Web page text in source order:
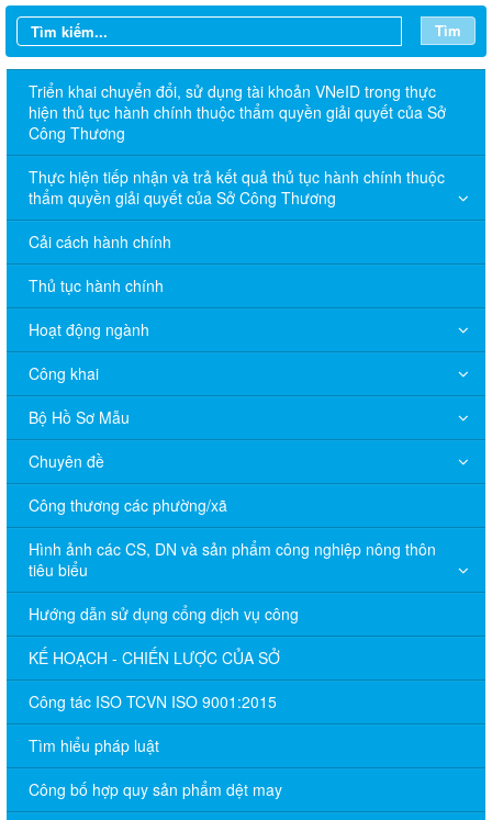
Tìm
Triển khai chuyển đổi, sử dụng tài khoản VNeID trong thực
hiện thủ tục hành chính thuộc thẩm quyền giải quyết của Sở
Công Thương
Thực hiện tiếp nhận và trả kết quả thủ tục hành chính thuộc
thẩm quyền giải quyết của Sở Công Thương
Cải cách hành chính
Thủ tục hành chính
Hoạt động ngành
Công khai
Bộ Hồ Sơ Mẫu
Chuyên đề
Công thương các phường/xã
Hình ảnh các CS, DN và sản phẩm công nghiệp nông thôn
tiêu biểu
Hướng dẫn sử dụng cổng dịch vụ công
KẾ HOẠCH - CHIẾN LƯỢC CỦA SỞ
Công tác ISO TCVN ISO 9001:2015
Tìm hiểu pháp luật
Công bố hợp quy sản phẩm dệt may